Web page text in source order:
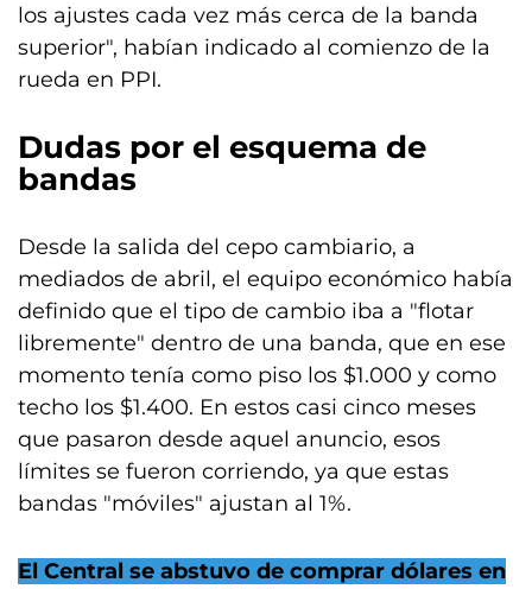
los ajustes cada vez más cerca de la banda
superior", habían indicado al comienzo de la
rueda en PPI.
Dudas por el esquema de
bandas
Desde la salida del cepo cambiario, a
mediados de abril, el equipo económico había
definido que el tipo de cambio iba a "flotar
libremente" dentro de una banda, que en ese
momento tenía como piso los $1.000 y como
techo los $1.400. En estos casi cinco meses
que pasaron desde aquel anuncio, esos
límites se fueron corriendo, ya que estas
bandas "móviles" ajustan al 1%.
El Central se abstuvo de comprar dólares en